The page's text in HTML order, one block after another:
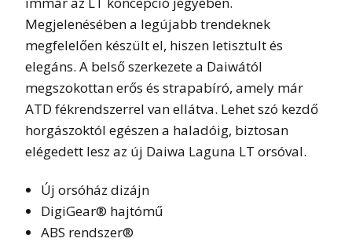
Megjelenésében a legújabb trendeknek
megfelelően készült el, hiszen letisztult és
elegáns. A belső szerkezete a Daiwától
megszokottan erős és strapabíró, amely már
ATD fékrendszerrel van ellátva. Lehet szó kezdő
horgászoktól egészen a haladóig, biztosan
elégedett lesz az új Daiwa Laguna LT orsóval.
Új orsóház dizájn
DigiGear® hajtómű
ABS rendszer®